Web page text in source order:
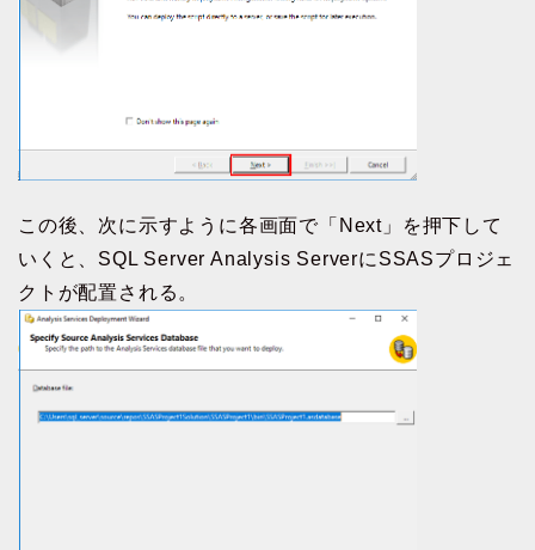
この後、次に示すように各画面で「Next」を押下して
いくと、SQL Server Analysis ServerにSSASプロジェ
クトが配置される。